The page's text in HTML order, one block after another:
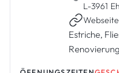
L-3961
Estriche,
Renovierung